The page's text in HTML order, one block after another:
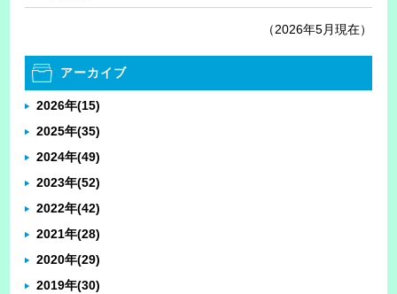
（2026年5月現在）
アーカイブ
2026年(15)
2025年(35)
2024年(49)
2023年(52)
2022年(42)
2021年(28)
2020年(29)
2019年(30)